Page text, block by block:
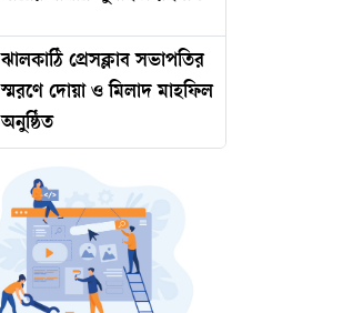
ঝালকাঠি প্রেসক্লাব সভাপতির
স্মরণে দোয়া ও মিলাদ মাহফিল
অনুষ্ঠিত
কোটি টাকার প্রতারণা
ইমামকে মারধরের অভিযোগে
ঝালকাঠিতে বিএনপি নেতার